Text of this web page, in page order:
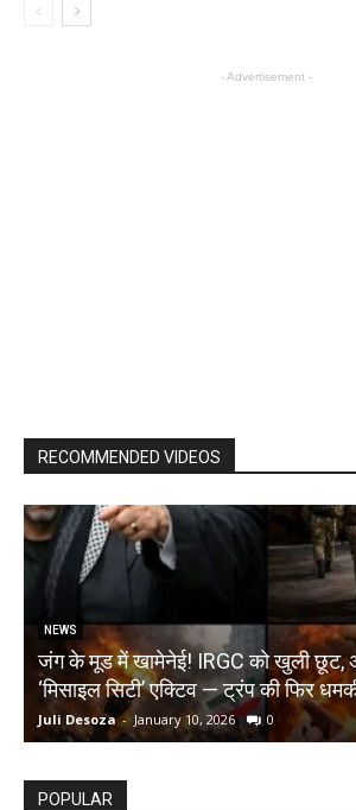
- Advertisement -
RECOMMENDED VIDEOS
NEWS
जंग के मूड में खामेनेई! IRGC को खुली छूट,
‘मिसाइल सिटी’ एक्टिव — ट्रंप की फिर
Juli Desoza - January 10, 2026 0
POPULAR